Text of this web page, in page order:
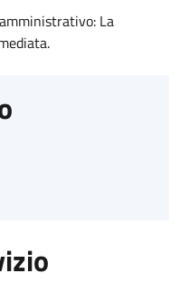
La